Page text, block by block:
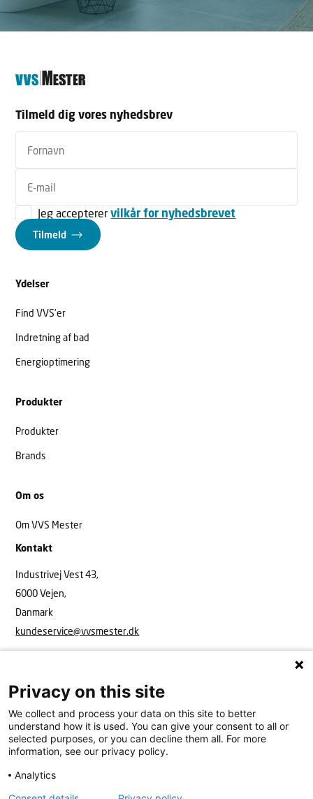
Tilmeld dig vores nyhedsbrev
Jeg accepterervilkår for nyhedsbrevet
Tilmeld
Ydelser
Find VVS’er
Indretning af bad
Energioptimering
Produkter
Produkter
Brands
Om os
Om VVS Mester
Kontakt
Industrivej Vest 43,
6000 Vejen,
Danmark
kundeservice@vvsmester.dk
VVS Mester
Privacy on this site
We collect and process your data on this site to better
understand how it is used. You can give your consent to all or
selected purposes, or you can decline them all. For more
information, see our privacy policy.
Analytics